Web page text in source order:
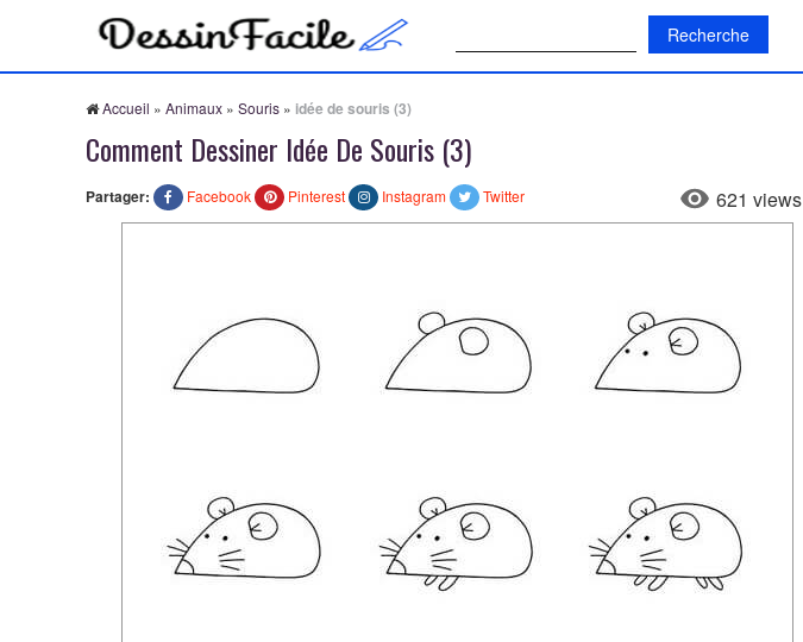
Accueil » Animaux » Souris » idée de souris (3)
Comment Dessiner Idée De Souris (3)
Partager: Facebook Pinterest Instagram Twitter 621 views